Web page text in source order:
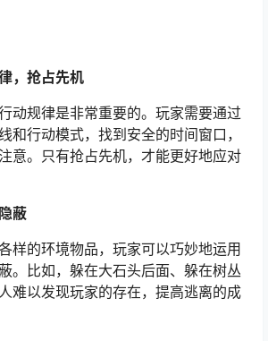
，抢占先机
动规律是非常重要的。玩家需要通过
和行动模式，找到安全的时间窗口，
意。只有抢占先机，才能更好地应对
蔽
样的环境物品，玩家可以巧妙地运用
。比如，躲在大石头后面、躲在树丛
难以发现玩家的存在，提高逃离的成